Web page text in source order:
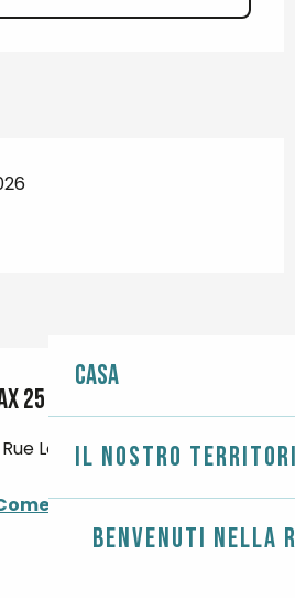
Casa
Il nostro
Benvenuti nella
25 km
Louis Méhu, 29120
arrivare